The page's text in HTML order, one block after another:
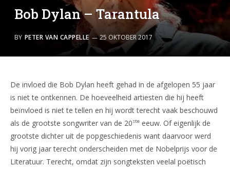
Bob Dylan – Tarantula
BY PETER VAN CAPPELLE 25 OKTOBER 2017
De invloed die Bob Dylan heeft gehad in de afgelopen 55 jaar
is niet te ontkennen. De hoeveelheid artiesten die hij heeft
beïnvloed is niet te tellen en hij wordt terecht vaak beschouwd
als de grootste songwriter van de 20ste eeuw. Of eigenlijk de
grootste dichter uit de popgeschiedenis want daarvoor werd
hij vorig jaar terecht onderscheiden met de Nobelprijs voor de
Literatuur. Terecht, omdat zijn songteksten veelal poëtisch